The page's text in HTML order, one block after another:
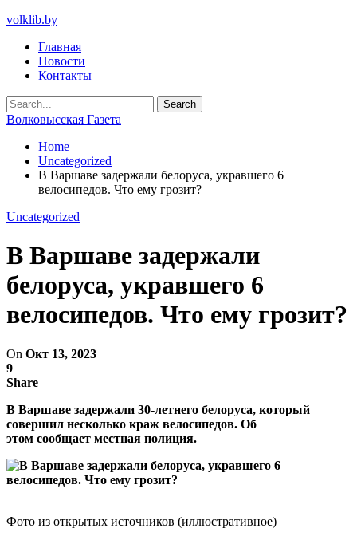
volklib.by
Главная
Новости
Контакты
Волковысская Газета
Home
Uncategorized
В Варшаве задержали белоруса, укравшего 6
велосипедов. Что ему грозит?
Uncategorized
В Варшаве задержали
белоруса, укравшего 6
велосипедов. Что ему грозит?
On Окт 13, 2023
9
Share
В Варшаве задержали 30-летнего белоруса, который
совершил несколько краж велосипедов. Об
этом сообщает местная полиция.
Фото из открытых источников (иллюстративное)